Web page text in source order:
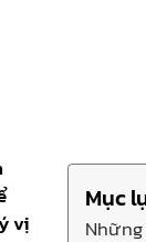
Mục
vị